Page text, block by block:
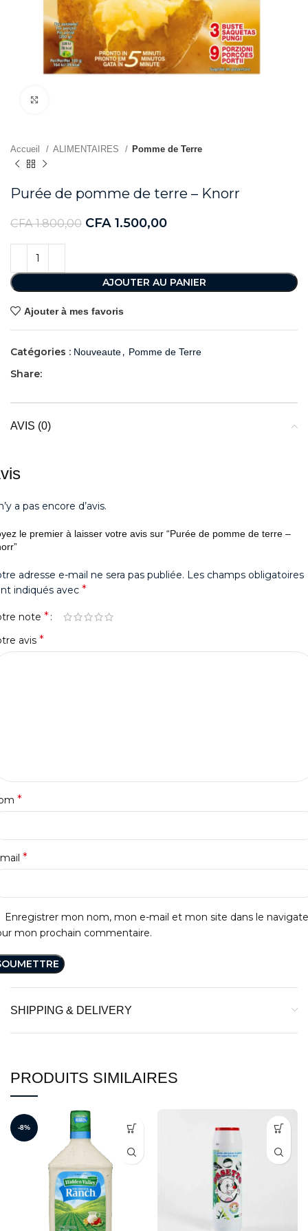
Accueil ALIMENTAIRES Pomme de Terre
Purée de pomme de terre – Knorr
CFA1.800,00 CFA 1.500,00
AJOUTER AU PANIER
Ajouter à mes favoris
Catégories : Nouveaute, Pomme de Terre
Share:
AVIS (0)
a pas encore d’avis.
le premier à laisser votre avis sur “Purée de pomme de terre –
adresse e-mail ne sera pas publiée. Les champs obligatoires
indiqués avec *
note *
avis *
*
*
Enregistrer mon nom, mon e-mail et mon site dans le
mon prochain commentaire.
SHIPPING & DELIVERY
PRODUITS SIMILAIRES
-8%